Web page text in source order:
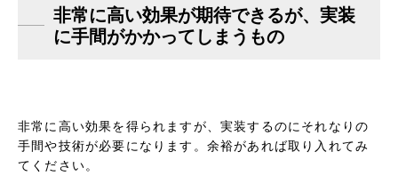
非常に高い効果が期待できるが、実装
に手間がかかってしまうもの
非常に高い効果を得られますが、実装するのにそれなりの
手間や技術が必要になります。余裕があれば取り入れてみ
てください。